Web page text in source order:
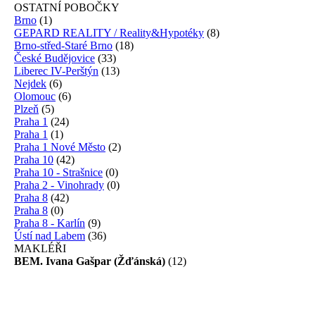
OSTATNÍ POBOČKY
Brno (1)
GEPARD REALITY / Reality&Hypotéky (8)
Brno-střed-Staré Brno (18)
České Budějovice (33)
Liberec IV-Perštýn (13)
Nejdek (6)
Olomouc (6)
Plzeň (5)
Praha 1 (24)
Praha 1 (1)
Praha 1 Nové Město (2)
Praha 10 (42)
Praha 10 - Strašnice (0)
Praha 2 - Vinohrady (0)
Praha 8 (42)
Praha 8 (0)
Praha 8 - Karlín (9)
Ústí nad Labem (36)
MAKLÉŘI
BEM. Ivana Gašpar (Žďánská) (12)